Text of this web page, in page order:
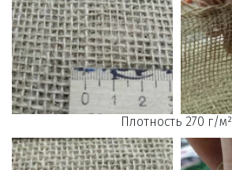
Плотность 270 г/м²